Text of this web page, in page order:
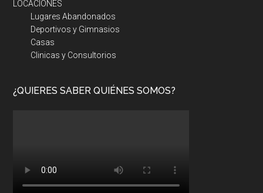
LOCACIONES
Lugares Abandonados
Deportivos y Gimnasios
Casas
Clinicas y Consultorios
¿QUIERES SABER QUIÉNES SOMOS?